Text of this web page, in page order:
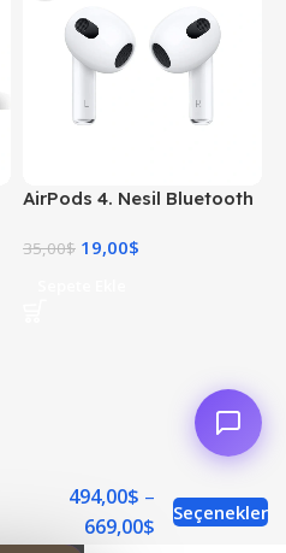
AirPods 4. Nesil Bluetooth
35,00$ 19,00$
$
$
Seçenekler